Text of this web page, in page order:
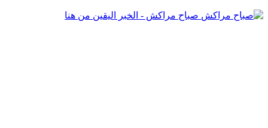
صباح مراكش - الخبر اليقين من هنا